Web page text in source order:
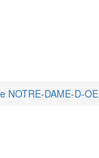
NOTRE-DAME-D-OE